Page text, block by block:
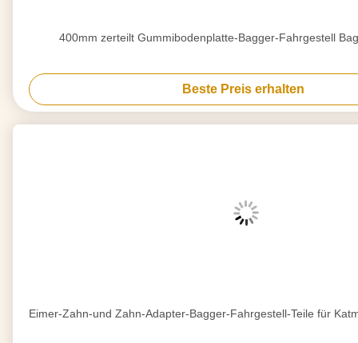
400mm zerteilt Gummibodenplatte-Bagger-Fahrgestell
Beste Preis erhalten
Eimer-Zahn-und Zahn-Adapter-Bagger-Fahrgestell-Teile für